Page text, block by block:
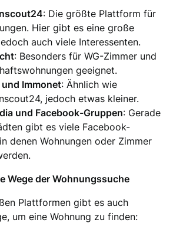
: Die größte Plattform für
Hier gibt es eine große
auch viele Interessenten.
: Besonders für WG-Zimmer und
geeignet.
Immonet: Ähnlich wie
jedoch etwas kleiner.
und Facebook-Gruppen: Gerade
gibt es viele Facebook-
denen Wohnungen oder Zimmer
Wege der Wohnungssuche
Plattformen gibt es auch
um eine Wohnung zu finden: